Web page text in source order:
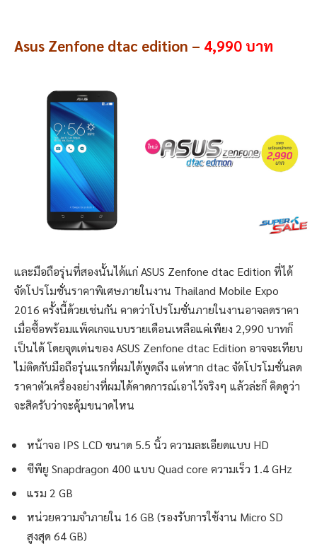
Asus Zenfone dtac edition – 4,990 บาท
และมือถือรุ่นที่สองนั้นได้แก่ ASUS Zenfone dtac Edition ที่ได้
จัดโปรโมชั่นราคาพิเศษภายในงาน Thailand Mobile Expo
2016 ครั้งนี้ด้วยเช่นกัน คาดว่าโปรโมชั่นภายในงานอาจลดราคา
เมื่อซื้อพร้อมแพ็คเกจแบบรายเดือนเหลือแค่เพียง 2,990 บาทก็
เป็นได้ โดยจุดเด่นของ ASUS Zenfone dtac Edition อาจจะเทียบ
ไม่ติดกับมือถือรุ่นแรกที่ผมได้พูดถึง แต่หาก dtac จัดโปรโมชั่นลด
ราคาตัวเครื่องอย่างที่ผมได้คาดการณ์เอาไว้จริงๆ แล้วล่ะก็ คิดดูว่า
จะสิครับว่าจะคุ้มขนาดไหน
หน้าจอ IPS LCD ขนาด 5.5 นิ้ว ความละเอียดแบบ HD
ซีพียู Snapdragon 400 แบบ Quad core ความเร็ว 1.4 GHz
แรม 2 GB
หน่วยความจำภายใน 16 GB (รองรับการใช้งาน Micro SD
สูงสุด 64 GB)